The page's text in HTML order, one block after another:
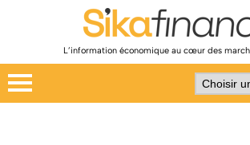
L’information économique au cœur des